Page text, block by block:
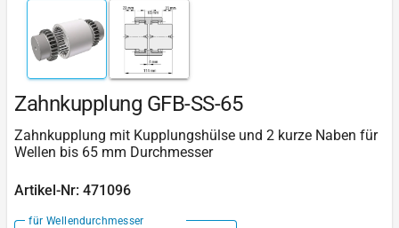
Zahnkupplung GFB-SS-65
Zahnkupplung mit Kupplungshülse und 2 kurze Naben für
Wellen bis 65 mm Durchmesser
Artikel-Nr: 471096
für Wellendurchmesser